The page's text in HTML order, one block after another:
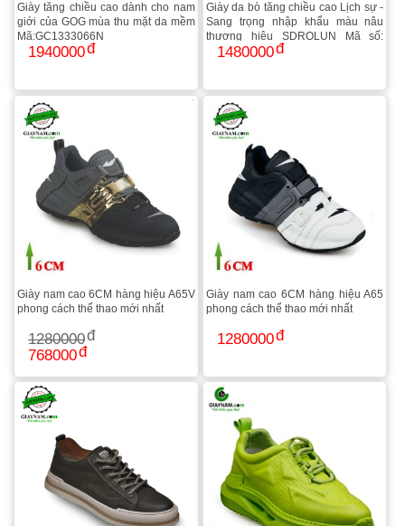
Giày tăng chiều cao dành cho nam
giới của GOG mùa thu mặt da mềm
Mã:GC1333066N
1940000
Giày da bò tăng chiều cao Lịch sự -
Sang trọng nhập khẩu màu nâu
thương hiệu SDROLUN Mã số:
BD230119N
1480000
Giày nam cao 6CM hàng hiệu A65V
phong cách thể thao mới nhất
1280000
768000
Giày nam cao 6CM hàng hiệu A65
phong cách thể thao mới nhất
1280000